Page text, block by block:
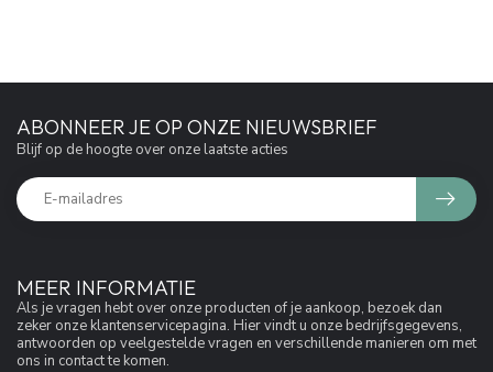
MEER INFORMATIE
Als je vragen hebt over onze producten of je aankoop, bezoek dan
zeker onze klantenservicepagina. Hier vindt u onze bedrijfsgegevens,
antwoorden op veelgestelde vragen en verschillende manieren om met
ons in contact te komen.
ABONNEER JE OP ONZE NIEUWSBRIEF
Blijf op de hoogte over onze laatste acties